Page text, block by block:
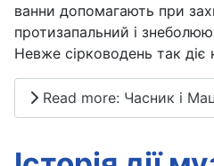
ванни допомагають при
протизапальний і
Невже сірководень так
Read more: Часник і